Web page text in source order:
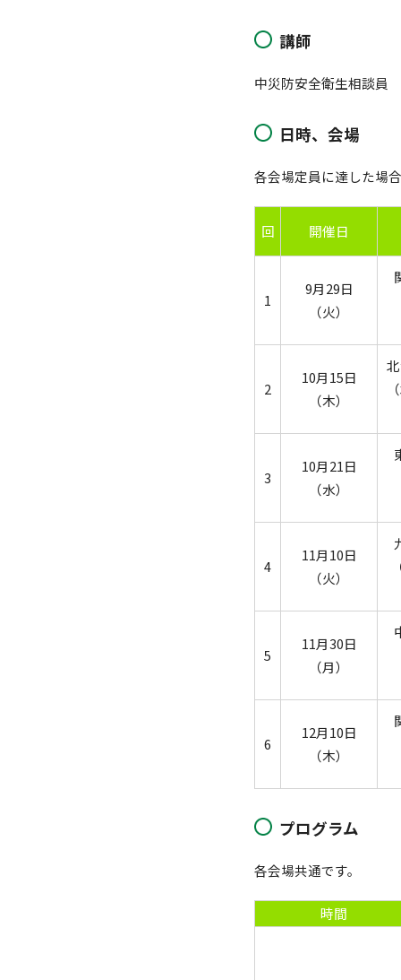
講師
中災防安全衛生相談員
日時、会場
各会場定員に達した場
回 開催日
1
9月29日
（火）
2
10月15日
（木）
3
10月21日
（水）
4
11月10日
（火）
5
11月30日
（月）
6
12月10日
（木）
プログラム
各会場共通です。
時間